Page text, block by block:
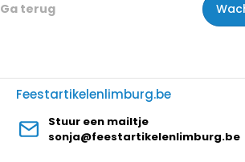
Ga terug
Feestartikelenlimburg.be
Stuur een mailtje
sonja@feestartikelenlimburg.be